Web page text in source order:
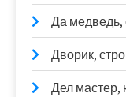
Да медведь,
Дворик,
Дел мастер,